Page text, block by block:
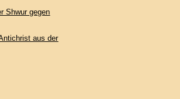
Shwur gegen
aus der